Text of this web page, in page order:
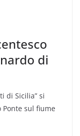
di
di Sicilia” si
sul fiume